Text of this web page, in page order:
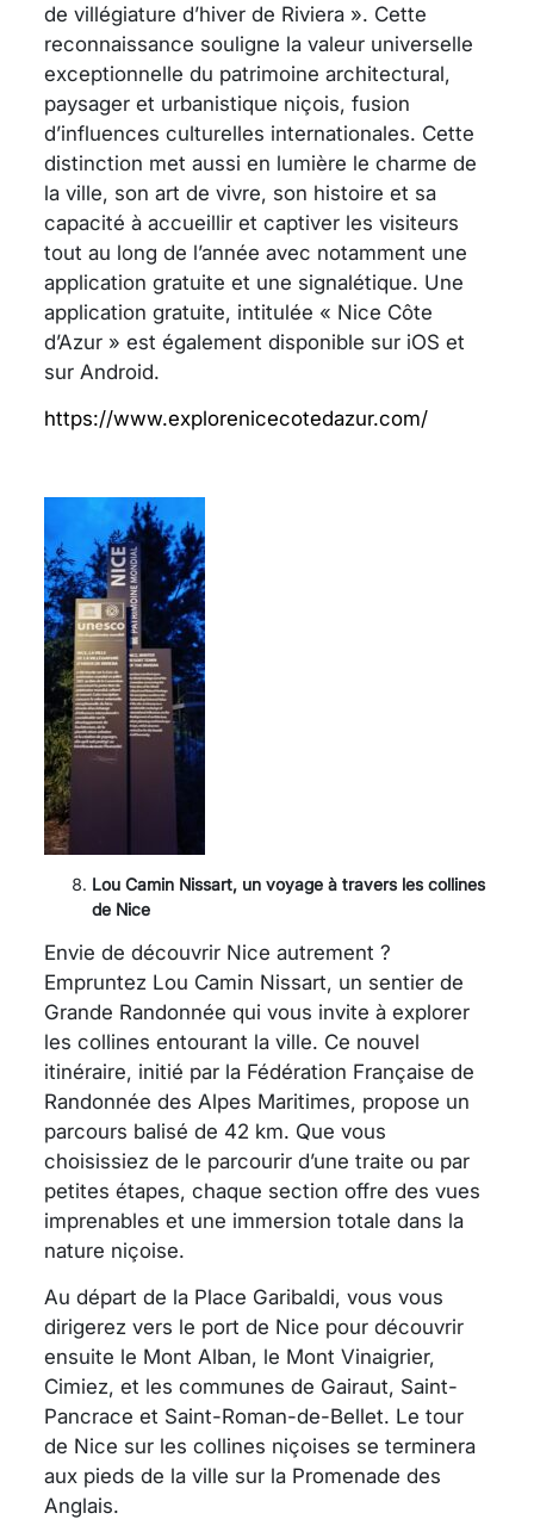
de villégiature d’hiver de Riviera ». Cette
reconnaissance souligne la valeur universelle
exceptionnelle du patrimoine architectural,
paysager et urbanistique niçois, fusion
d’influences culturelles internationales. Cette
distinction met aussi en lumière le charme de
la ville, son art de vivre, son histoire et sa
capacité à accueillir et captiver les visiteurs
tout au long de l’année avec notamment une
application gratuite et une signalétique. Une
application gratuite, intitulée « Nice Côte
d’Azur » est également disponible sur iOS et
sur Android.
https://www.explorenicecotedazur.com/
Lou Camin Nissart, un voyage à travers les collines
de Nice
Envie de découvrir Nice autrement ?
Empruntez Lou Camin Nissart, un sentier de
Grande Randonnée qui vous invite à explorer
les collines entourant la ville. Ce nouvel
itinéraire, initié par la Fédération Française de
Randonnée des Alpes Maritimes, propose un
parcours balisé de 42 km. Que vous
choisissiez de le parcourir d’une traite ou par
petites étapes, chaque section offre des vues
imprenables et une immersion totale dans la
nature niçoise.
Au départ de la Place Garibaldi, vous vous
dirigerez vers le port de Nice pour découvrir
ensuite le Mont Alban, le Mont Vinaigrier,
Cimiez, et les communes de Gairaut, Saint-
Pancrace et Saint-Roman-de-Bellet. Le tour
de Nice sur les collines niçoises se terminera
aux pieds de la ville sur la Promenade des
Anglais.